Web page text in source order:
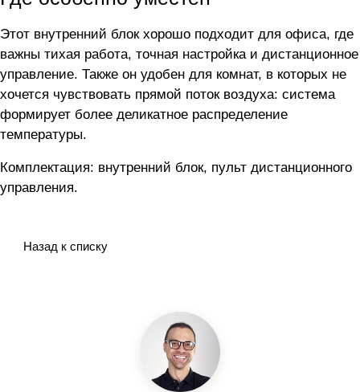
Этот внутренний блок хорошо подходит для офиса, где
важны тихая работа, точная настройка и дистанционное
управление. Также он удобен для комнат, в которых не
хочется чувствовать прямой поток воздуха: система
формирует более деликатное распределение
температуры.
Комплектация: внутренний блок, пульт дистанционного
управления.
Назад к списку